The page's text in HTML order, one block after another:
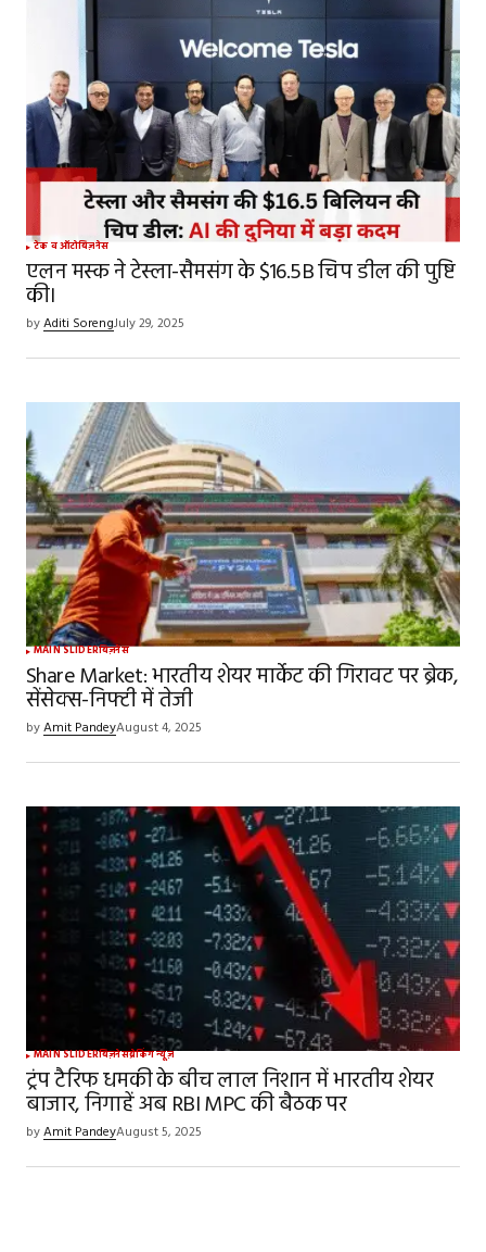
टेक व ऑटोबिज़नेस
एलन मस्क ने टेस्ला-सैमसंग के $16.5B चिप डील की पुष्टि
की।
byAditi SorengJuly 29, 2025
MAIN SLIDERबिज़नेस
Share Market: भारतीय शेयर मार्केट की गिरावट पर ब्रेक,
सेंसेक्स-निफ्टी में तेजी
byAmit PandeyAugust 4, 2025
MAIN SLIDERबिज़नेसब्रेकिंग न्यूज़
ट्रंप टैरिफ धमकी के बीच लाल निशान में भारतीय शेयर
बाजार, निगाहें अब RBI MPC की बैठक पर
byAmit PandeyAugust 5, 2025